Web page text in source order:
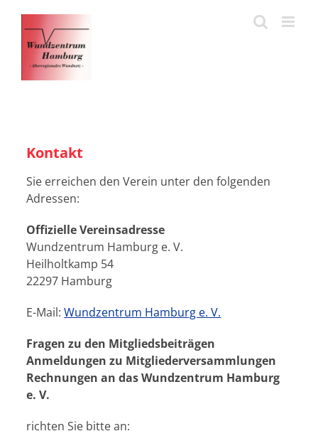
Inhalt
springen
Kontakt
Sie erreichen den Verein unter den folgenden
Adressen:
Offizielle Vereinsadresse
Wundzentrum Hamburg e. V.
Heilholtkamp 54
22297 Hamburg
E-Mail:Wundzentrum Hamburg e. V.
Fragen zu den Mitgliedsbeiträgen
Anmeldungen zu Mitgliederversammlungen
Rechnungen an das Wundzentrum Hamburg
e. V.
richten Sie bitte an: